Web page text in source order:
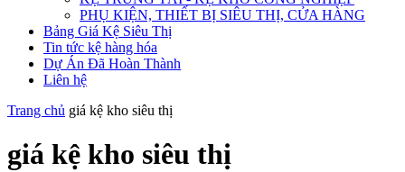
PHỤ KIỆN, THIẾT BỊ SIÊU THỊ, CỬA HÀNG
Bảng Giá Kệ Siêu Thị
Tin tức kệ hàng hóa
Dự Án Đã Hoàn Thành
Liên hệ
Trang chủ giá kệ kho siêu thị
giá kệ kho siêu thị